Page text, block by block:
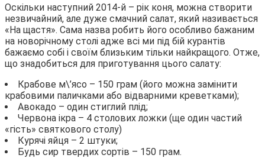
Оскільки наступний 2014-й – рік коня, можна створити
незвичайний, але дуже смачний салат, який називається
«На щастя». Сама назва робить його особливо бажаним
на новорічному столі адже всі ми під бій курантів
бажаємо собі і своїм близьким тільки найкращого. Отже,
що знадобиться для приготування цього салату:
Крабове м\’ясо – 150 грам (його можна замінити
крабовими паличками або відварними креветками);
Авокадо – один стиглий плід;
Червона ікра – 4 столових ложки (ще один частий
«гість» святкового столу)
Курячі яйця – 2 штуки;
Будь сир твердих сортів – 150 грам.